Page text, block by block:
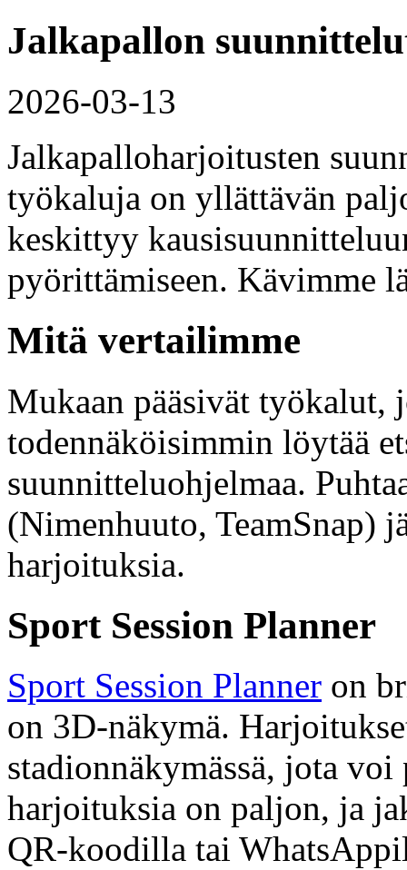
Jalkapallon
2026-03-13
Jalkapalloharjoitusten
työkaluja on yllättävän
keskittyy
pyörittämiseen. Kävimme
Mitä vertailimme
Mukaan pääsivät työkalut,
todennäköisimmin löytää
suunnitteluohjelmaa.
(Nimenhuuto, TeamSnap)
harjoituksia.
Sport Session Planner
Sport Session Planner on
on 3D-näkymä.
stadionnäkymässä, jota
harjoituksia on paljon, ja
QR-koodilla tai